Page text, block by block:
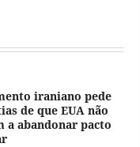
iraniano pede
de que EUA não
a abandonar pacto